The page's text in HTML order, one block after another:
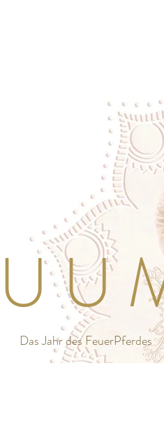
U U
Das Jahr des FeuerPferdes